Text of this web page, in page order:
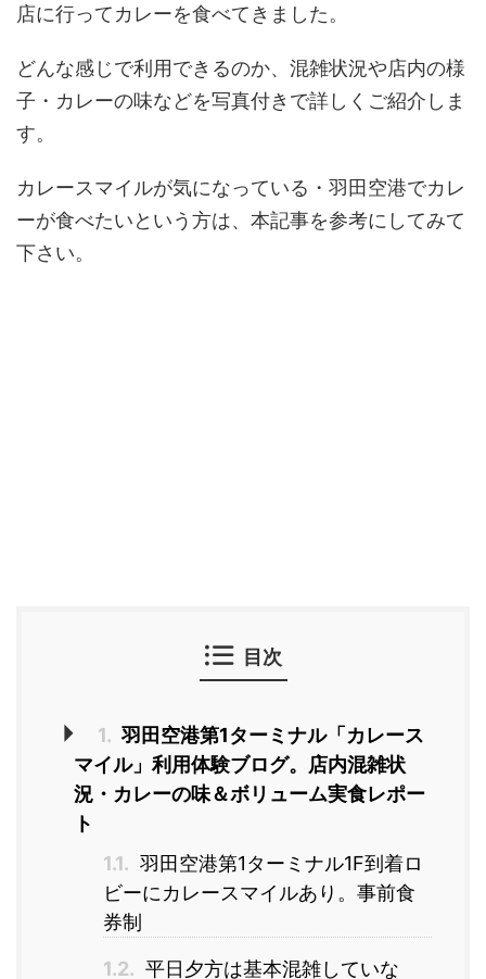
店に行ってカレーを食べてきました。
どんな感じで利用できるのか、混雑状況や店内の様
子・カレーの味などを写真付きで詳しくご紹介しま
す。
カレースマイルが気になっている・羽田空港でカレ
ーが食べたいという方は、本記事を参考にしてみて
下さい。
目次
1. 羽田空港第1ターミナル「カレース
マイル」利用体験ブログ。店内混雑状
況・カレーの味＆ボリューム実食レポー
ト
1.1. 羽田空港第1ターミナル1F到着ロ
ビーにカレースマイルあり。事前食
券制
1.2. 平日夕方は基本混雑していな